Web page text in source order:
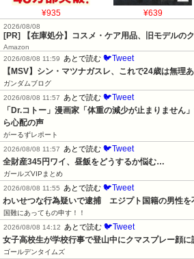
¥935 ¥639
2026/08/08
[PR] 【在庫処分】コスメ・ケア用品、旧モデルの
Amazon
2026/08/08 11:59
あとで読む 🐦Tweet
【MSV】シン・マツナガスレ、これで24歳は無理
ガンダムブログ
2026/08/08 11:57
あとで読む 🐦Tweet
「Dr.コトー」漫画家「体重の減少が止まりません
ら心配の声
がーるずレポート
2026/08/08 11:57
あとで読む 🐦Tweet
全財産345円ワイ、昼飯をどうするか悩む…
ガールズVIPまとめ
2026/08/08 11:55
あとで読む 🐦Tweet
わいせつな行為疑いで逮捕　エジプト国籍の男性
国難にあってもの申す！！
2026/08/08 14:12
あとで読む 🐦Tweet
女子高校生が学校行事で登山中にクマスプレー顔
ゴールデンタイムズ